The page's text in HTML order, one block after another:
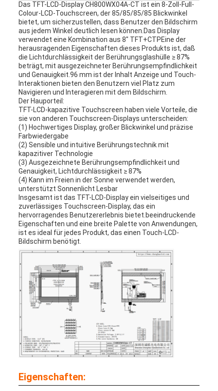
Das TFT-LCD-Display CH800WX04A-CT ist ein 8-Zoll-Full-
Colour-LCD-Touchscreen, der 85/85/85/85 Blickwinkel
bietet, um sicherzustellen, dass Benutzer den Bildschirm
aus jedem Winkel deutlich lesen können.Das Display
verwendet eine Kombination aus 8" TFT+CTPEine der
herausragenden Eigenschaften dieses Produkts ist, daß
die Lichtdurchlässigkeit der Berührungsglashülle ≥ 87%
beträgt, mit ausgezeichneter Berührungsempfindlichkeit
und Genauigkeit.96 mm ist der Inhalt Anzeige und Touch-
Interaktionen bieten den Benutzern viel Platz zum
Navigieren und Interagieren mit dem Bildschirm.
Der Hauporteil:
TFT-LCD-kapazitive Touchscreen haben viele Vorteile, die
sie von anderen Touchscreen-Displays unterscheiden:
(1) Hochwertiges Display, großer Blickwinkel und präzise
Farbwiedergabe
(2) Sensible und intuitive Berührungstechnik mit
kapazitiver Technologie
(3) Ausgezeichnete Berührungsempfindlichkeit und
Genauigkeit, Lichtdurchlässigkeit ≥ 87%
(4) Kann im Freien in der Sonne verwendet werden,
unterstützt Sonnenlicht Lesbar
Insgesamt ist das TFT-LCD-Display ein vielseitiges und
zuverlässiges Touchscreen-Display, das ein
hervorragendes Benutzererlebnis bietet.beeindruckende
Eigenschaften und eine breite Palette von Anwendungen,
ist es ideal für jedes Produkt, das einen Touch-LCD-
Bildschirm benötigt.
Eigenschaften: